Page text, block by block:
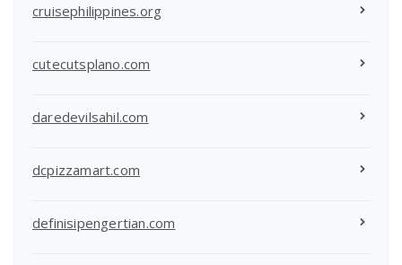
cruisephilippines.org
cutecutsplano.com
daredevilsahil.com
dcpizzamart.com
definisipengertian.com